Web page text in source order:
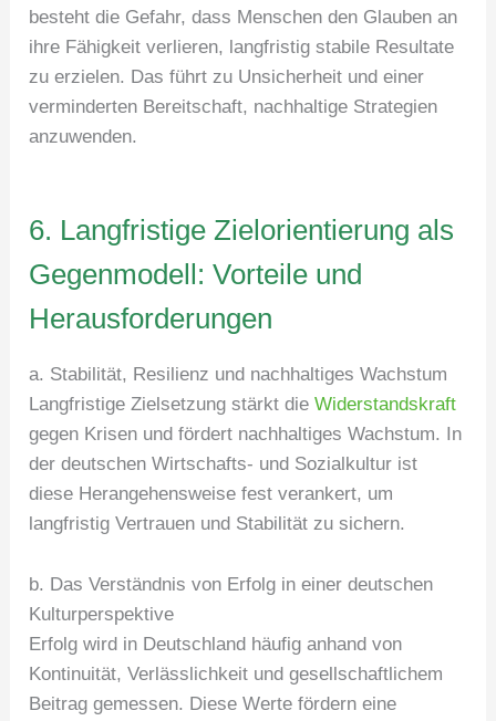
besteht die Gefahr, dass Menschen den Glauben an
ihre Fähigkeit verlieren, langfristig stabile Resultate
zu erzielen. Das führt zu Unsicherheit und einer
verminderten Bereitschaft, nachhaltige Strategien
anzuwenden.
6. Langfristige Zielorientierung als
Gegenmodell: Vorteile und
Herausforderungen
a. Stabilität, Resilienz und nachhaltiges Wachstum
Langfristige Zielsetzung stärkt dieWiderstandskraft
gegen Krisen und fördert nachhaltiges Wachstum. In
der deutschen Wirtschafts- und Sozialkultur ist
diese Herangehensweise fest verankert, um
langfristig Vertrauen und Stabilität zu sichern.
b. Das Verständnis von Erfolg in einer deutschen
Kulturperspektive
Erfolg wird in Deutschland häufig anhand von
Kontinuität, Verlässlichkeit und gesellschaftlichem
Beitrag gemessen. Diese Werte fördern eine